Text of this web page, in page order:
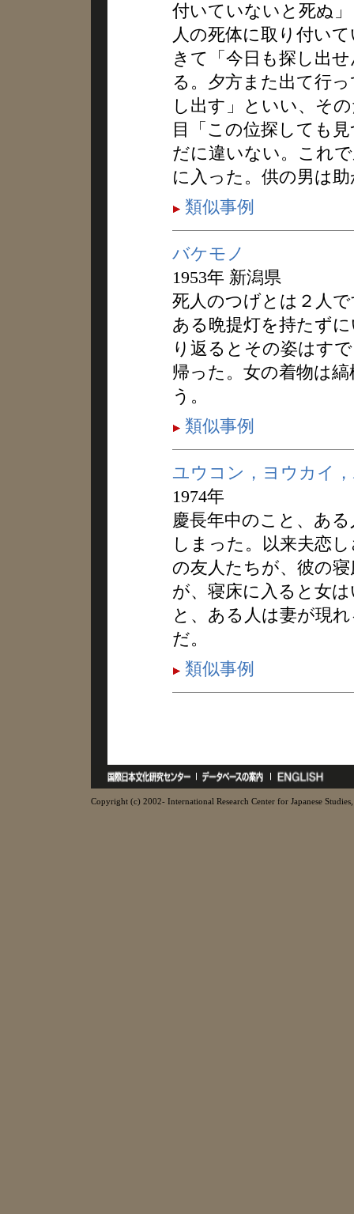
付いていないと死ぬ
人の死体に取り付い
きて「今日も探し出
る。夕方また出て行
し出す」といい、そ
目「この位探しても
だに違いない。これ
に入った。供の男は
類似事例
バケモノ
1953年 新潟県
死人のつげとは２人
ある晩提灯を持たず
り返るとその姿はす
帰った。女の着物は
う。
類似事例
ユウコン，ヨウカイ
1974年
慶長年中のこと、あ
しまった。以来夫恋
の友人たちが、彼の
が、寝床に入ると女
と、ある人は妻が現
だ。
類似事例
Copyright (c) 2002- International Research Center for Japanese